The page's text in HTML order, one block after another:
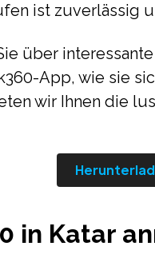
ist zuverlässig
über
App, wie sie
wir Ihnen die
in Katar